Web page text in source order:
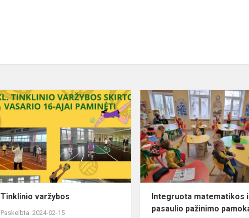
Tinklinio varžybos
Paskelbta: 2024-02-15
Integruota matematikos
pasaulio pažinimo